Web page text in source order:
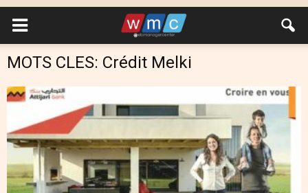
MOTS CLES: Crédit Melki